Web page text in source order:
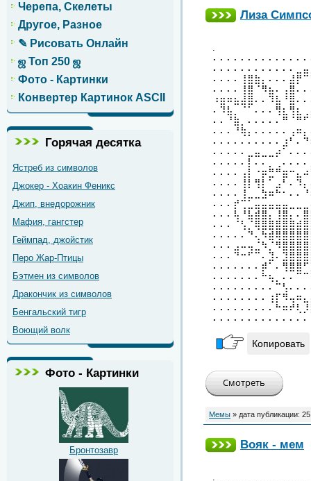
Черепа, Скелеты
Другое, Разное
✎ Рисовать Онлайн
ஜ Топ 250 ஜ
Фото - Картинки
Конвертер Картинок ASCII
Горячая десятка
Ястреб из символов
Джокер - Хоакин Феникс
Джип, внедорожник
Мафия, гангстер
Геймпад, джойстик
Перо Жар-Птицы
Бэтмен из символов
Дракончик из символов
Бенгальский тигр
Воющий волк
Фото - Картинки
Бронтозавр
Лиза
Копировать
Мемы » дата публикации:
Вояк - мем